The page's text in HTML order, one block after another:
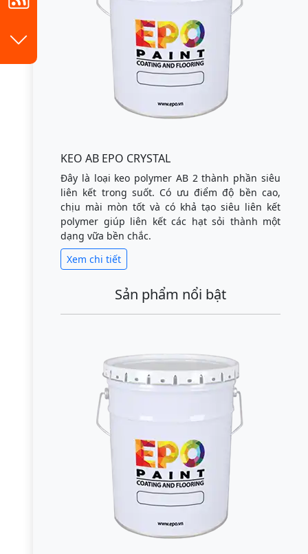
KEO AB EPO CRYSTAL
Đây là loại keo polymer AB 2 thành phần siêu
liên kết trong suốt. Có ưu điểm độ bền cao,
chịu mài mòn tốt và có khả tạo siêu liên kết
polymer giúp liên kết các hạt sỏi thành một
dạng vữa bền chắc.
Xem chi tiết
Sản phẩm nổi bật